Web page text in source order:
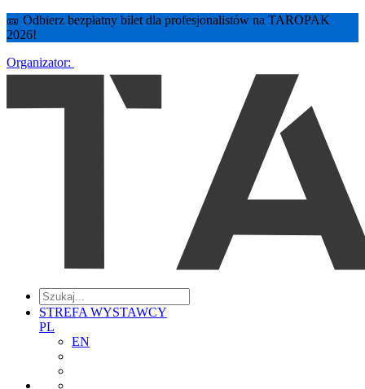
🎫 Odbierz bezpłatny bilet dla profesjonalistów na TAROPAK
2026!
Organizator:
STREFA WYSTAWCY
PL
EN